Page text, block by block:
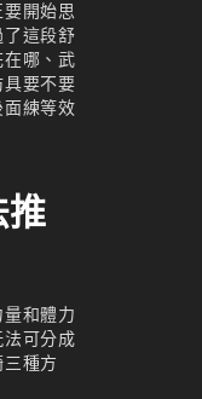
開始思
這段舒
哪、武
要不要
練等效
推
和體力
法可分成
種方